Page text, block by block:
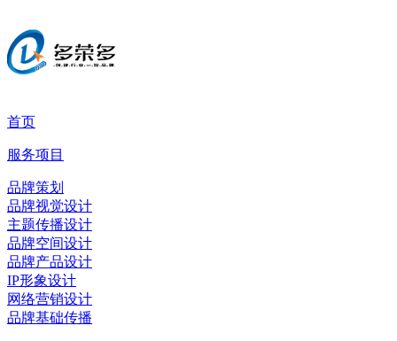
首页
服务项目
品牌策划
品牌视觉设计
主题传播设计
品牌空间设计
品牌产品设计
IP形象设计
网络营销设计
品牌基础传播